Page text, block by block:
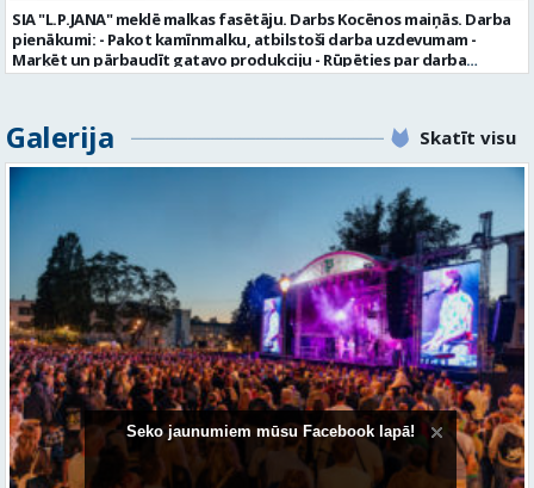
viņa personas dati tiktu saglabāti SIA “VTU VALMIERA” iekšējā datu
bāzē ar mērķi tos apstrādāt citos SIA “VTU VALMIERA” personāla
atlases konkursos, tad pieteikumā vakancei lūdzam kandidātam
Valmiera, Valmieras nov. Darba laika veids: Summētais darba laiks
Darba veids: Darbinieka amats uz nenoteiktu laiku Slodze: Viena
vesela slodze Darbības joma: Pakalpojumi Pieteikto vietu skaits: 1
Līgums: Darbinieka amats uz nenoteiktu laiku Aktuāla līdz: 2026-08-
21 Kontaktpersona: CV ar norādi vakancei lūdzu sūtīt uz e-pastu
info@vtu-valmiera.lv vai iesniegt personīgi Izglītības līmenis:
Vispārējā vidējā izglītība
SIA "L.P.JANA" meklē malkas fasētāju. Darbs Kocēnos maiņās. Darba
pienākumi: - Pakot kamīnmalku, atbilstoši darba uzdevumam -
Marķēt un pārbaudīt gatavo produkciju - Rūpēties par darba
kvalitāti un kārtību darba vietā Prasības kandidātiem: - Laba fiziskā
padarītā) - Vienmēr laikā izmaksātu algu - Profesionālus un
atbalstošus kolēģus Lūgums CV sūtīt uz e- pastu:
SAIŅOŠANAS OPERATORS Algas izmaksas veids: Laika darba alga
Darba vietas adrese: LATVIJA, Gravas iela 2, Kocēni, Kocēnu pag.,
Valmieras nov. Slodze: Viena vesela slodze Darbības joma: Ražošana
Pieteikto vietu skaits: 2 Aktuāla līdz: 2027-09-07 Darba sākšanas
datums: 2026-08-17 Kontaktpersona: Davids Pavlovs
Galerija Skatīt visu
Seko jaunumiem mūsu Facebook lapā!